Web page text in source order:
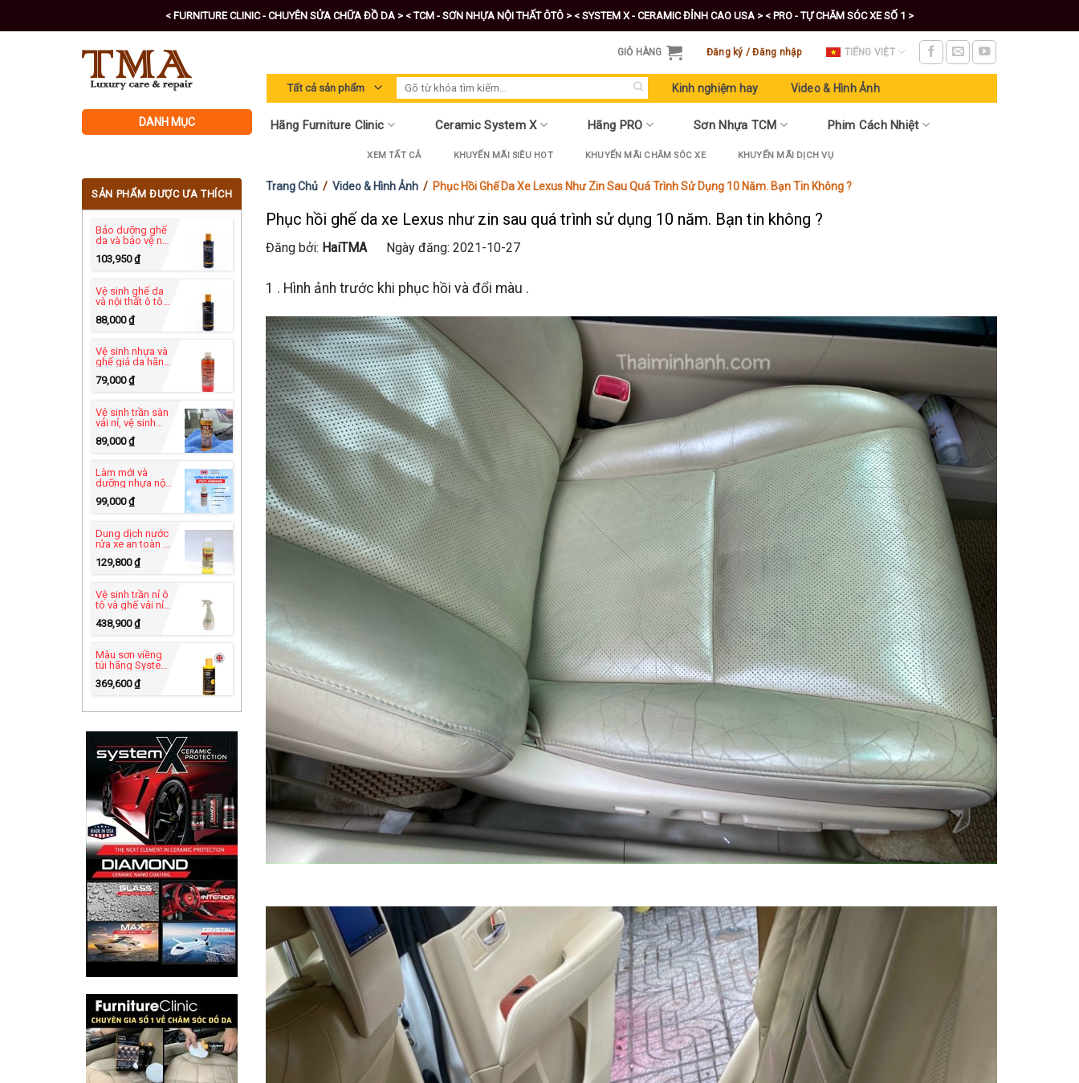
to
< FURNITURE CLINIC - CHUYÊN SỬA CHỮA ĐỒ DA > < TCM - SƠN NHỰA NỘI THẤT ÔTÔ > < SYSTEM X - CERAMIC ĐỈNH CAO USA > < PRO - TỰ CHĂM SÓC XE SỐ 1 >
GIỎ HÀNG Đăng ký / Đăng nhập TIẾNG VIỆT
Tìm
kiếm:
Kinh nghiệm hay Video & Hình Ảnh
DANH MỤC Hãng Furniture Clinic Ceramic System X Hãng PRO Sơn Nhựa TCM Phim Cách Nhiệt
XEM TẤT CẢ KHUYẾN MÃI SIÊU HOT KHUYẾN MÃI CHĂM SÓC XE KHUYẾN MÃI DỊCH VỤ
SẢN PHẨM ĐƯỢC ƯA THÍCH
Bảo dưỡng ghế
da và bảo vệ nội
thất ô tô -
Leather
Protection
103,950₫
Vệ sinh ghế da
và nội thất ô tô
Clinic - Leather
Ultra Clean
88,000₫
Vệ sinh nhựa và
ghế giả da hãng
PRO USA -
Heavy Duty C-49
79,000₫
Vệ sinh trần sàn
vải nỉ, vệ sinh
Xtract Power™ C-
83
89,000₫
Làm mới và
dưỡng nhựa nội
thất - Vinyl
Dressing UB-82
99,000₫
Dung dịch nước
rửa xe an toàn -
C-60 tự rửa xe tại
nhà
129,800₫
Vệ sinh trần nỉ ô
tô và ghế vải nỉ
Clinic - Carpet
Cleaner 500ml
438,900₫
Màu sơn viềng
túi hãng System
X - Leather Edge
Paint 125ml
369,600₫
Trang Chủ /Video & Hình Ảnh / Phục Hồi Ghế Da Xe Lexus Như Zin Sau Quá Trình Sử Dụng 10 Năm. Bạn Tin Không ?
Phục hồi ghế da xe Lexus như zin sau quá trình sử dụng 10 năm. Bạn tin không ?
Đăng bởi: HaiTMA Ngày đăng: 2021-10-27
1 . Hình ảnh trước khi phục hồi và đổi màu .